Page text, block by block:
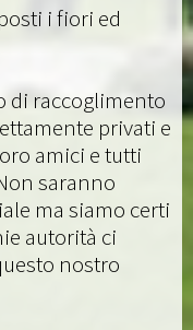
i fiori ed
di raccoglimento
privati e
amici e tutti
saranno
ma siamo certi
autorità ci
nostro